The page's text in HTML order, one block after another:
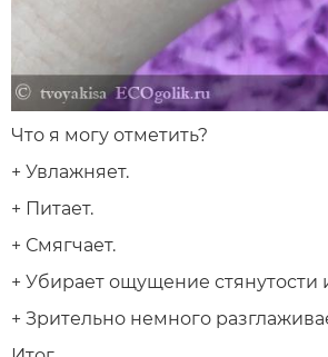
Что я могу отметить?
+ Увлажняет.
+ Питает.
+ Смягчает.
+ Убирает ощущение стянутости
+ Зрительно немного